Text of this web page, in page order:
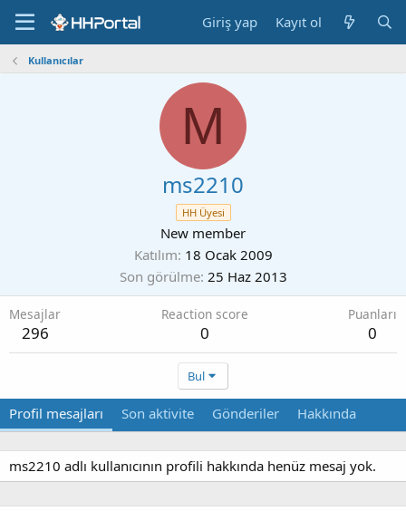
Giriş yap Kayıt ol
Kullanıcılar
M
ms2210
HH Üyesi
New member
Katılım 18 Ocak 2009
Son görülme 25 Haz 2013
Mesajlar
296
Reaction score
0
Puanları
0
Bul
Profil mesajları Son aktivite Gönderiler Hakkında
ms2210 adlı kullanıcının profili hakkında henüz mesaj yok.